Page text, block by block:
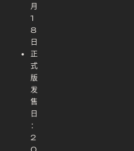
月
1
8
日
正
式
版
发
售
日
：
2